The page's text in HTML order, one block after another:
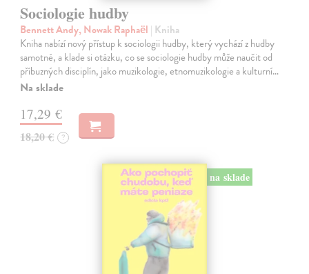
Sociologie hudby
Bennett Andy, Nowak Raphaël | Kniha
Kniha nabízí nový přístup k sociologii hudby, který vychází z hudby
samotné, a klade si otázku, co se sociologie hudby může naučit od
příbuzných disciplín, jako muzikologie, etnomuzikologie a kulturní…
Na sklade
17,29 €
18,20 € ?
na sklade